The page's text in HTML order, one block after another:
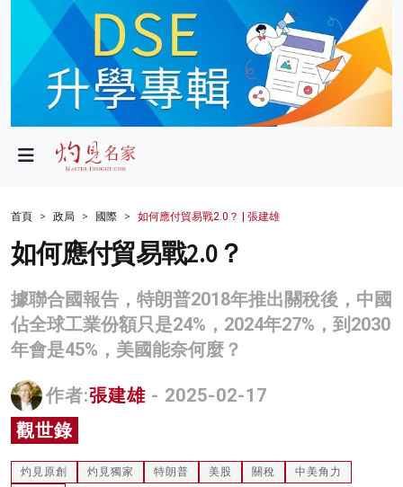
政局
財經
生活
商業
科技
影片
名家榜
灼見活動
首頁 政局 國際 如何應付貿易戰2.0？ | 張建雄
如何應付貿易戰2.0？
據聯合國報告，特朗普2018年推出關稅後，中國
佔全球工業份額只是24%，2024年27%，到2030
年會是45%，美國能奈何麼？
作者:張建雄 - 2025-02-17
觀世錄
灼見原創 灼見獨家 特朗普 美股 關稅
中美角力